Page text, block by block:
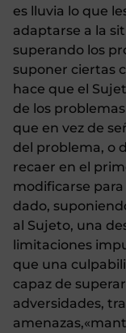
es lluvia lo que
adaptarse a la
superando los
suponer ciertas
hace que el
de los
que en vez de
del problema, o
recaer en el
modificarse
dado,
al Sujeto, una
limitaciones
que una
capaz de
adversidades,